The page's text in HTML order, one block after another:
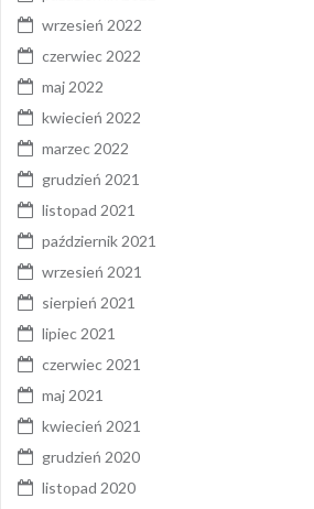
wrzesień 2022
czerwiec 2022
maj 2022
kwiecień 2022
marzec 2022
grudzień 2021
listopad 2021
październik 2021
wrzesień 2021
sierpień 2021
lipiec 2021
czerwiec 2021
maj 2021
kwiecień 2021
grudzień 2020
listopad 2020